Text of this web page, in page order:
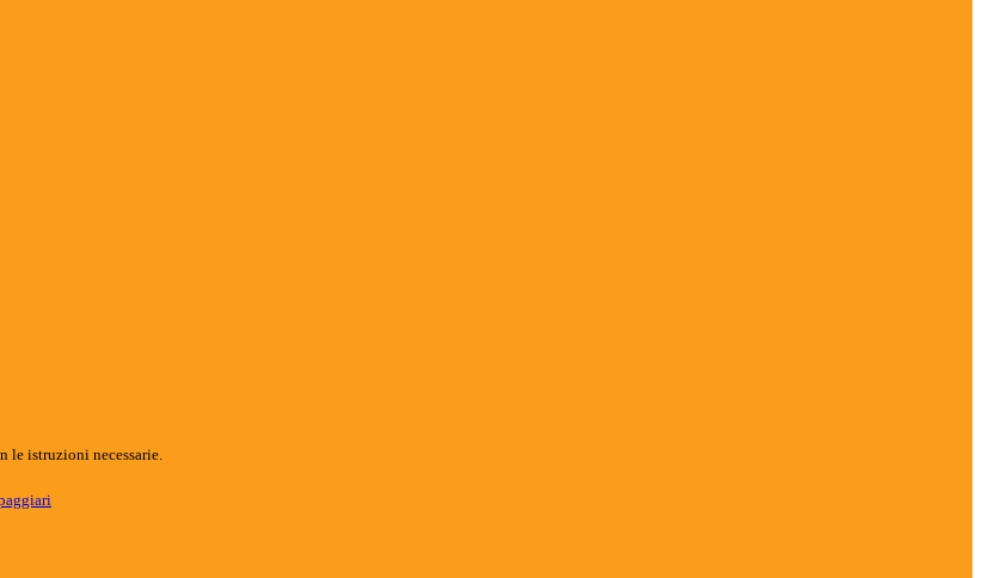
le istruzioni necessarie.